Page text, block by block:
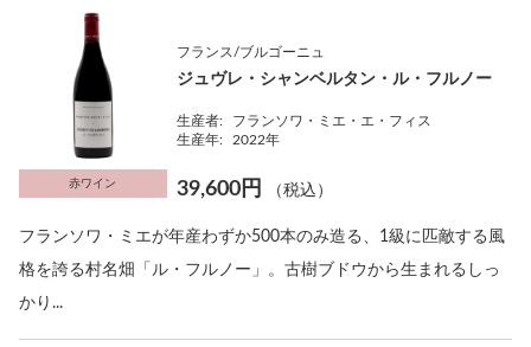
赤ワイン
フランス/ブルゴーニュ
ジュヴレ・シャンベルタン・ル・フルノー
生産者:
フランソワ・ミエ・エ・フィス
生産年:
2022年
39,600円 （税込）
フランソワ・ミエが年産わずか500本のみ造る、1級に匹敵する風
格を誇る村名畑「ル・フルノー」。古樹ブドウから生まれるしっ
かり...